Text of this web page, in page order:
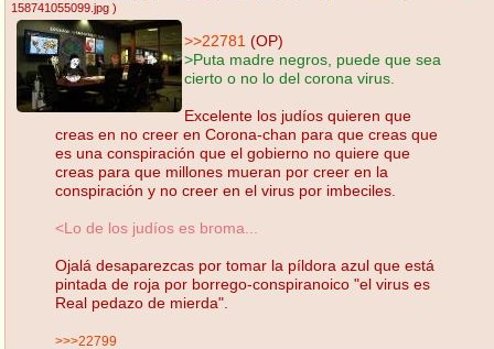
158741055099.jpg )
>>22781 (OP)
>Puta madre negros, puede que sea
cierto o no lo del corona virus.
Excelente los judíos quieren que
creas en no creer en Corona-chan para que creas que
es una conspiración que el gobierno no quiere que
creas para que millones mueran por creer en la
conspiración y no creer en el virus por imbeciles.
<Lo de los judíos es broma...
Ojalá desaparezcas por tomar la píldora azul que está
pintada de roja por borrego-conspiranoico "el virus es
Real pedazo de mierda".
>>>22799